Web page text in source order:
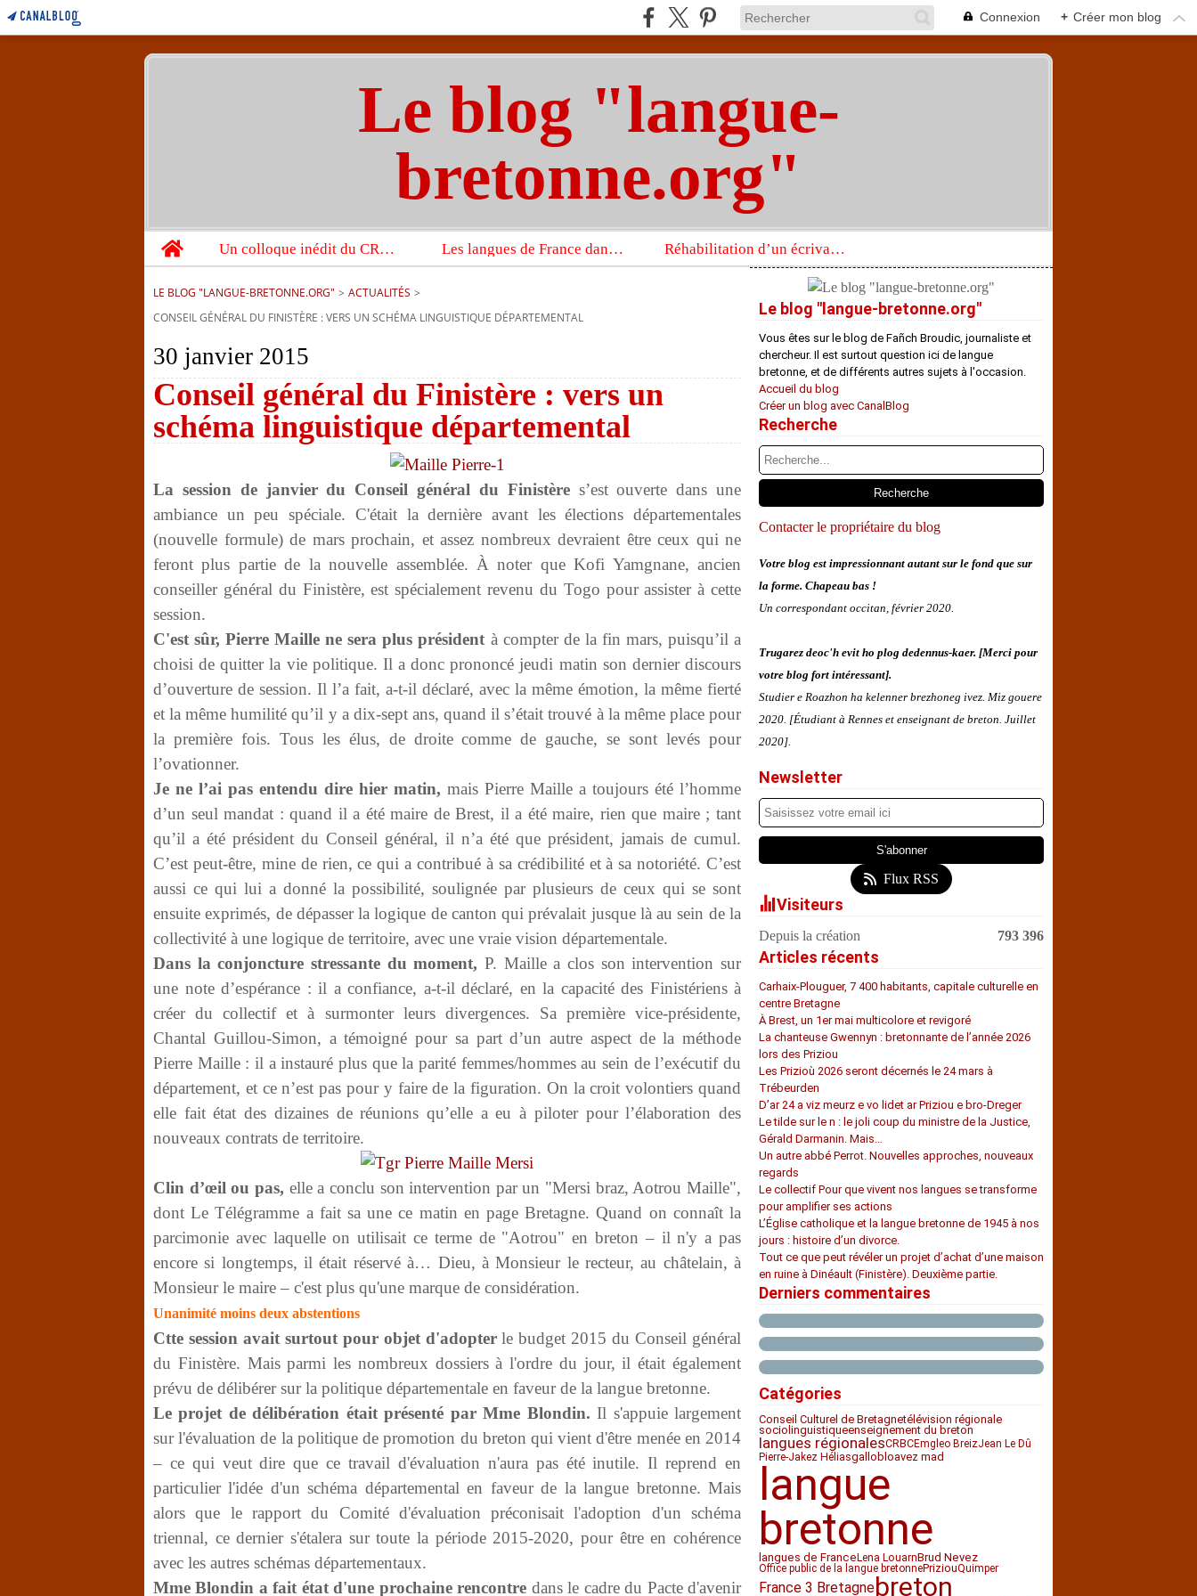
Connexion + Créer mon blog
Le blog "langue-
bretonne.org"
Home
Un colloque inédit du CRBC sur les victimes de l’année 1944 Les langues de France dans un imposant ouvrage sur la langue française que publient les Presses universitaires d’Oxford Réhabilitation d’un écrivain de langue bretonne aujourd’hui mal connu et méconnu
LE BLOG "LANGUE-BRETONNE.ORG" > ACTUALITÉS >
CONSEIL GÉNÉRAL DU FINISTÈRE : VERS UN SCHÉMA LINGUISTIQUE DÉPARTEMENTAL
30 janvier 2015
Conseil général du Finistère : vers un
schéma linguistique départemental
La session de janvier du Conseil général du Finistères’est ouverte dans une
ambiance un peu spéciale. C'était la dernière avant les élections départementales
(nouvelle formule) de mars prochain, et assez nombreux devraient être ceux qui ne
feront plus partie de la nouvelle assemblée. À noter que Kofi Yamgnane, ancien
conseiller général du Finistère, est spécialement revenu du Togo pour assister à cette
session.
C'est sûr, Pierre Maille ne sera plus président à compter de la fin mars, puisqu’il a
choisi de quitter la vie politique. Il a donc prononcé jeudi matin son dernier discours
d’ouverture de session. Il l’a fait, a-t-il déclaré, avec la même émotion, la même fierté
et la même humilité qu’il y a dix-sept ans, quand il s’était trouvé à la même place pour
la première fois. Tous les élus, de droite comme de gauche, se sont levés pour
l’ovationner.
Je ne l’ai pas entendu dire hier matin, mais Pierre Maille a toujours été l’homme
d’un seul mandat : quand il a été maire de Brest, il a été maire, rien que maire ; tant
qu’il a été président du Conseil général, il n’a été que président, jamais de cumul.
C’est peut-être, mine de rien, ce qui a contribué à sa crédibilité et à sa notoriété. C’est
aussi ce qui lui a donné la possibilité, soulignée par plusieurs de ceux qui se sont
ensuite exprimés, de dépasser la logique de canton qui prévalait jusque là au sein de la
collectivité à une logique de territoire, avec une vraie vision départementale.
Dans la conjoncture stressante du moment, P. Maille a clos son intervention sur
une note d’espérance : il a confiance, a-t-il déclaré, en la capacité des Finistériens à
créer du collectif et à surmonter leurs divergences. Sa première vice-présidente,
Chantal Guillou-Simon, a témoigné pour sa part d’un autre aspect de la méthode
Pierre Maille : il a instauré plus que la parité femmes/hommes au sein de l’exécutif du
département, et ce n’est pas pour y faire de la figuration. On la croit volontiers quand
elle fait état des dizaines de réunions qu’elle a eu à piloter pour l’élaboration des
nouveaux contrats de territoire.
Clin d’œil ou pas, elle a conclu son intervention par un "Mersi braz, Aotrou Maille",
dont Le Télégramme a fait sa une ce matin en page Bretagne. Quand on connaît la
parcimonie avec laquelle on utilisait ce terme de "Aotrou" en breton – il n'y a pas
encore si longtemps, il était réservé à… Dieu, à Monsieur le recteur, au châtelain, à
Monsieur le maire – c'est plus qu'une marque de considération.
Unanimité moins deux abstentions
Ctte session avait surtout pour objet d'adopterle budget 2015 du Conseil général
du Finistère. Mais parmi les nombreux dossiers à l'ordre du jour, il était également
prévu de délibérer sur la politique départementale en faveur de la langue bretonne.
Le projet de délibération était présenté par Mme Blondin. Il s'appuie largement
sur l'évaluation de la politique de promotion du breton qui vient d'être menée en 2014
– ce qui veut dire que ce travail d'évaluation n'aura pas été inutile. Il reprend en
particulier l'idée d'un schéma départemental en faveur de la langue bretonne. Mais
alors que le rapport du Comité d'évaluation préconisait l'adoption d'un schéma
triennal, ce dernier s'étalera sur toute la période 2015-2020, pour être en cohérence
avec les autres schémas départementaux.
Mme Blondin a fait état d'une prochaine rencontre dans le cadre du Pacte d'avenir
Le blog "langue-bretonne.org"
Vous êtes sur le blog de Fañch Broudic, journaliste et
chercheur. Il est surtout question ici de langue
bretonne, et de différents autres sujets à l'occasion.
Accueil du blog
Créer un blog avec CanalBlog
Recherche
Contacter le propriétaire du blog
Votre blog est impressionnant autant sur le fond que sur
la forme. Chapeau bas !
Un correspondant occitan, février 2020.
Trugarez deoc'h evit ho plog dedennus-kaer. [Merci pour
votre blog fort intéressant].
Studier e Roazhon ha kelenner brezhoneg ivez. Miz gouere
2020. [Étudiant à Rennes et enseignant de breton. Juillet
2020].
Newsletter
Flux RSS
Visiteurs
Depuis la création 793 396
Articles récents
Carhaix-Plouguer, 7 400 habitants, capitale culturelle en
centre Bretagne
À Brest, un 1er mai multicolore et revigoré
La chanteuse Gwennyn : bretonnante de l’année 2026
lors des Priziou
Les Prizioù 2026 seront décernés le 24 mars à
Trébeurden
D’ar 24 a viz meurz e vo lidet ar Priziou e bro-Dreger
Le tilde sur le n : le joli coup du ministre de la Justice,
Gérald Darmanin. Mais…
Un autre abbé Perrot. Nouvelles approches, nouveaux
regards
Le collectif Pour que vivent nos langues se transforme
pour amplifier ses actions
L’Église catholique et la langue bretonne de 1945 à nos
jours : histoire d’un divorce.
Tout ce que peut révéler un projet d’achat d’une maison
en ruine à Dinéault (Finistère). Deuxième partie.
Derniers commentaires
Catégories
Conseil Culturel de Bretagnetélévision régionale
sociolinguistiqueenseignement du breton
langues régionalesCRBCEmgleo BreizJean Le Dû
Pierre-Jakez Héliasgallobloavez mad
langue
bretonne
langues de FranceLena LouarnBrud Nevez
Office public de la langue bretonnePriziouQuimper
France 3 Bretagnebreton